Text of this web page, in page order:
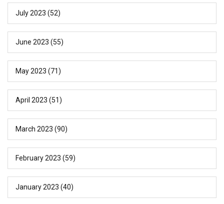
July 2023 (52)
June 2023 (55)
May 2023 (71)
April 2023 (51)
March 2023 (90)
February 2023 (59)
January 2023 (40)